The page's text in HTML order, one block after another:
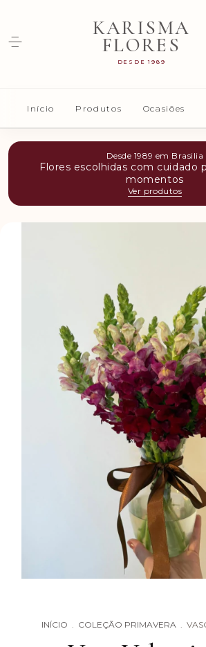
KARISMA
FLORES
DESDE 1989
Início Produtos Ocasiões
Desde 1989 em Brasilia
Flores escolhidas com cuidado
momentos
Ver produtos
INÍCIO COLEÇÃO PRIMAVERA